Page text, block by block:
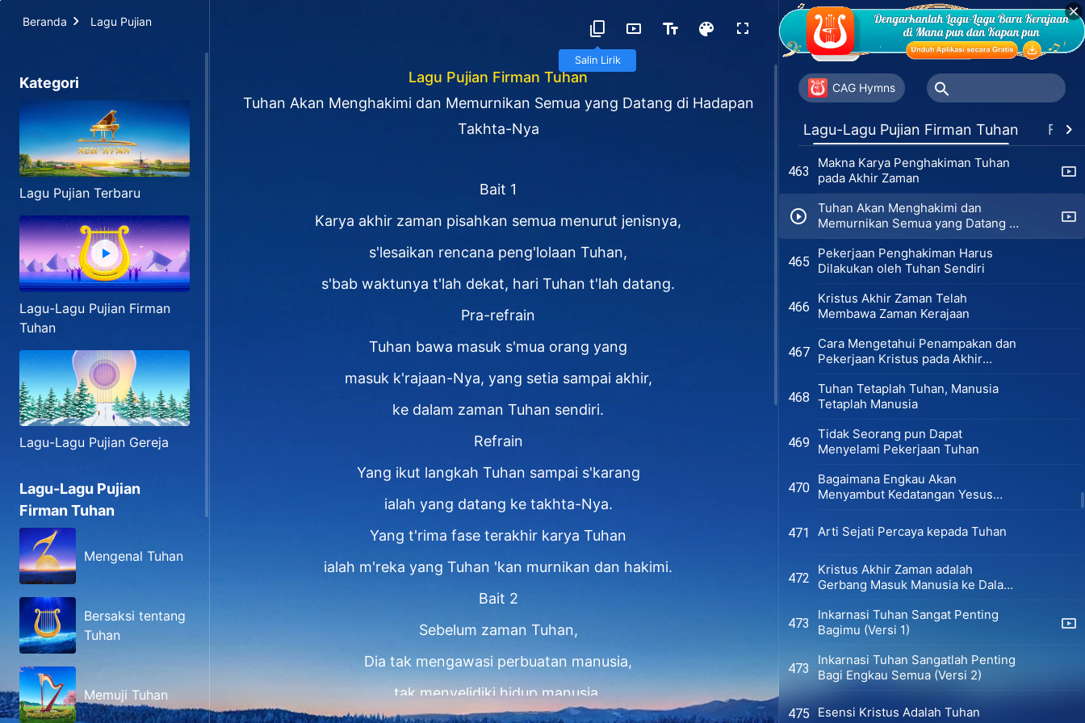
Beranda Lagu Pujian
Salin Lirik
Kategori
Lagu Pujian Terbaru
Lagu-Lagu Pujian Firman
Tuhan
Lagu-Lagu Pujian Gereja
Lagu-Lagu Pujian
Firman Tuhan
Mengenal Tuhan
Bersaksi tentang
Tuhan
Memuji Tuhan
Lagu Pujian Firman Tuhan
Tuhan Akan Menghakimi dan Memurnikan Semua yang Datang di Hadapan
Takhta-Nya
Bait 1
Karya akhir zaman pisahkan semua menurut jenisnya,
s'lesaikan rencana peng'lolaan Tuhan,
s'bab waktunya t'lah dekat, hari Tuhan t'lah datang.
Pra-refrain
Tuhan bawa masuk s'mua orang yang
masuk k'rajaan-Nya, yang setia sampai akhir,
ke dalam zaman Tuhan sendiri.
Refrain
Yang ikut langkah Tuhan sampai s'karang
ialah yang datang ke takhta-Nya.
Yang t'rima fase terakhir karya Tuhan
ialah m'reka yang Tuhan 'kan murnikan dan hakimi.
Bait 2
Sebelum zaman Tuhan,
Dia tak mengawasi perbuatan manusia,
tak menyelidiki hidup manusia,
CAG Hymns
Lagu-Lagu Pujian Firman Tuhan
459
Tuhan Mengharapkan Iman Sejati
Manusia
460
Percaya kepada Tuhan tetapi Tidak
Menerima Kebenaran Berarti
Menjadi Pengikut yang Bukan
461
Semua Manusia
463
Makna Karya Penghakiman Tuhan
pada Akhir Zaman
Tuhan Akan Menghakimi dan
Memurnikan Semua yang Datang di
Hadapan Takhta-Nya
465
Pekerjaan Penghakiman Harus
Dilakukan oleh Tuhan Sendiri
466
Kristus Akhir Zaman Telah
Membawa Zaman Kerajaan
467
Cara Mengetahui Penampakan dan
Pekerjaan Kristus pada Akhir
468
Tuhan Tetaplah Tuhan, Manusia
Tetaplah Manusia
469
Tidak Seorang pun Dapat
Menyelami Pekerjaan Tuhan
470
Bagaimana Engkau Akan
Menyambut Kedatangan Yesus
471
Arti Sejati Percaya kepada Tuhan
472
Kristus Akhir Zaman adalah
Gerbang Masuk Manusia ke Dalam
473
Inkarnasi Tuhan Sangat Penting
Bagimu (Versi 1)
473
Inkarnasi Tuhan Sangatlah Penting
Bagi Engkau Semua (Versi 2)
475 Esensi Kristus Adalah Tuhan